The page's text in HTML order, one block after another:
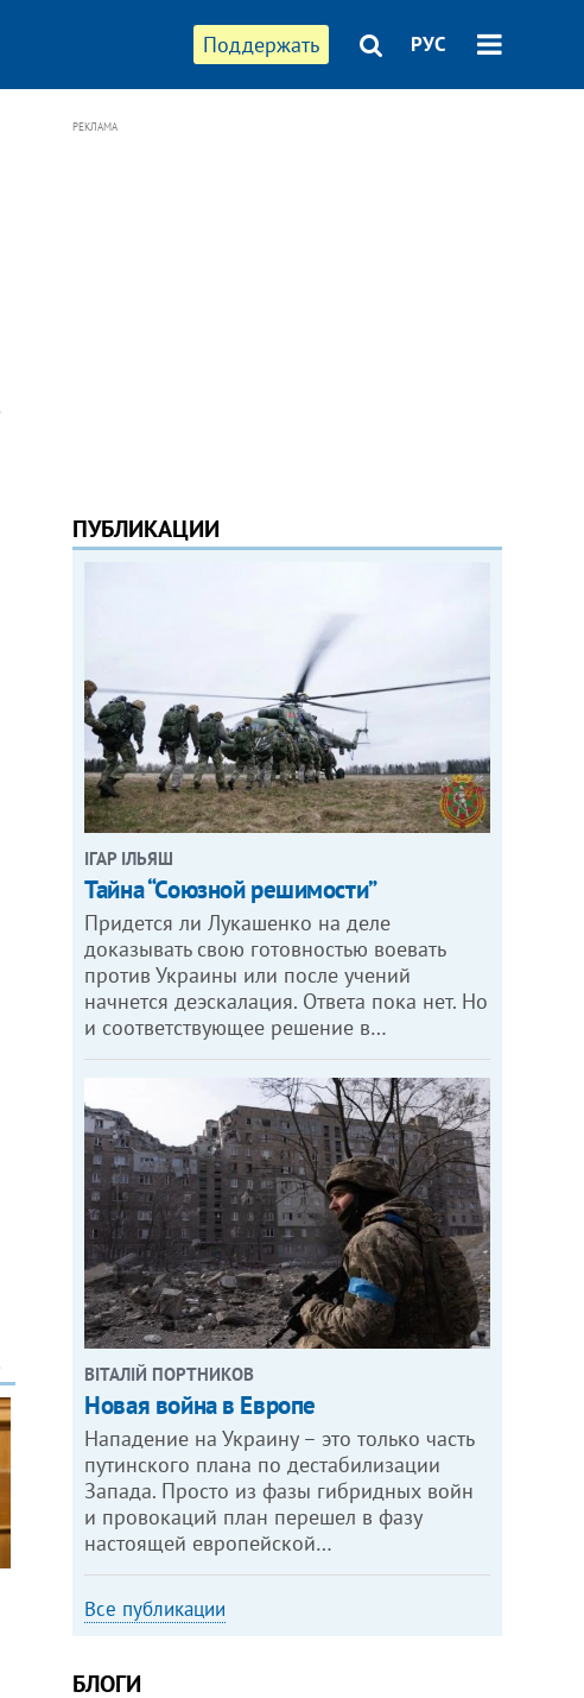
Поддержать РУС
РЕКЛАМА
ПУБЛИКАЦИИ
ІГАР ІЛЬЯШ
Тайна “Союзной решимости”
Придется ли Лукашенко на деле
доказывать свою готовностью воевать
против Украины или после учений
начнется деэскалация. Ответа пока нет. Но
и соответствующее решение в…
ВІТАЛІЙ ПОРТНИКОВ
Новая война в Европе
Нападение на Украину – это только часть
путинского плана по дестабилизации
Запада. Просто из фазы гибридных войн
и провокаций план перешел в фазу
настоящей европейской…
Все публикации
БЛОГИ